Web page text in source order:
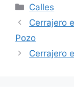
Calles
Cerrajero
Pozo
Cerrajero